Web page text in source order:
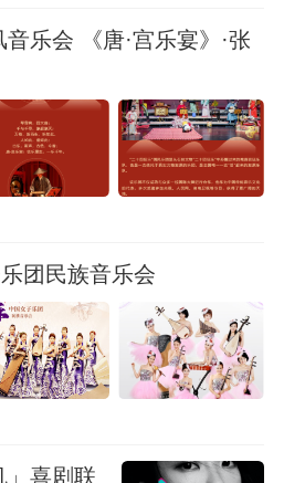
乐会 《唐·宫乐宴》·张
团民族音乐会
」喜剧联